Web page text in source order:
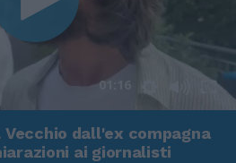
01:16
Vecchio dall'ex compagna
ai giornalisti